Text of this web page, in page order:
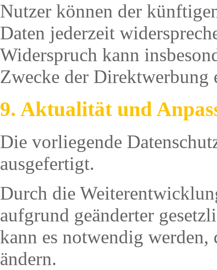
Nutzer können der
Daten jederzeit
Widerspruch kann
Zwecke der Direktwerbung
9. Aktualität und
Die vorliegende
ausgefertigt.
Durch die
aufgrund geänderter
kann es notwendig werden,
ändern.